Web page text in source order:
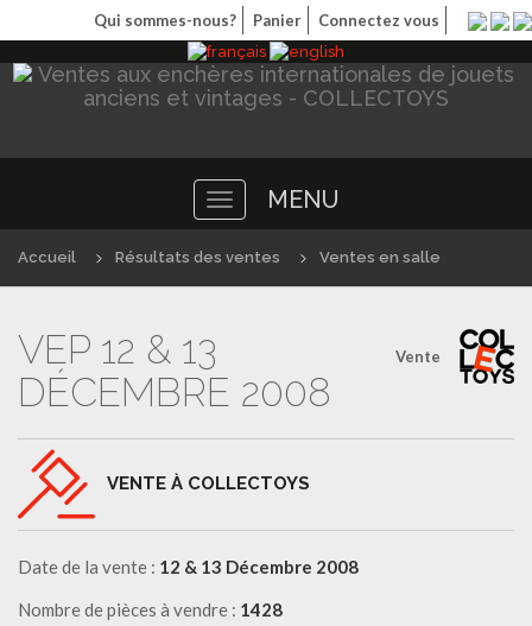
Qui sommes-nous? Panier Connectez vous
Toggle
navigation
MENU
Accueil Résultats des ventes Ventes en salle
Vente
VEP 12 & 13
DÉCEMBRE 2008
VENTE À COLLECTOYS
Date de la vente : 12 & 13 Décembre 2008
Nombre de pièces à vendre : 1428